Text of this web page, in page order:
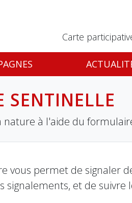
Carte
SENTINELLE
à l'aide du
vous permet de signaler
et de suivre